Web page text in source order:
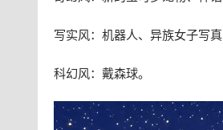
写实风：机器人、异族女子写真
科幻风：戴森球。